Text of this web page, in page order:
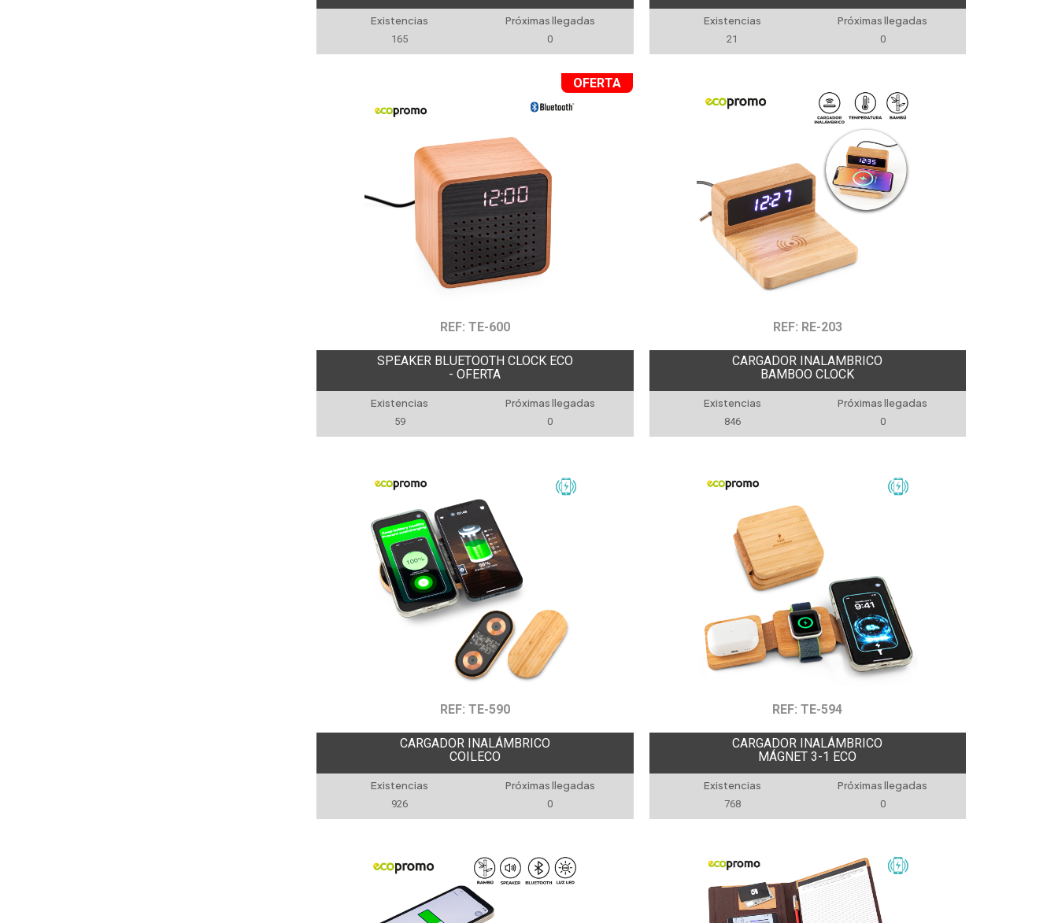
Existencias
165
Próximas llegadas
0
Existencias
21
Próximas llegadas
0
OFERTA
REF: TE-600
SPEAKER BLUETOOTH CLOCK ECO
- OFERTA
Existencias
59
Próximas llegadas
0
REF: RE-203
CARGADOR INALAMBRICO
BAMBOO CLOCK
Existencias
846
Próximas llegadas
0
REF: TE-590
CARGADOR INALÁMBRICO
COILECO
Existencias
926
Próximas llegadas
0
REF: TE-594
CARGADOR INALÁMBRICO
MÁGNET 3-1 ECO
Existencias
768
Próximas llegadas
0